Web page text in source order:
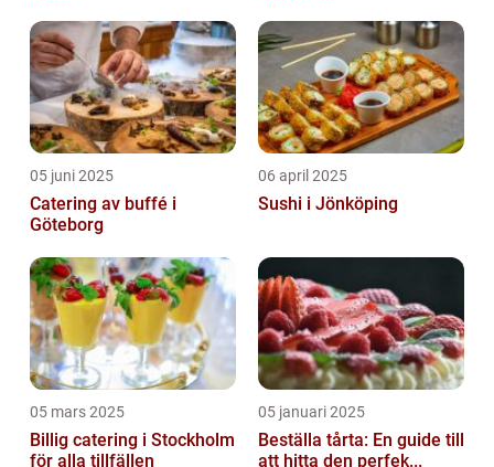
05 juni 2025
Catering av buffé i
Göteborg
06 april 2025
Sushi i Jönköping
05 mars 2025
Billig catering i Stockholm
för alla tillfällen
05 januari 2025
Beställa tårta: En guide till
att hitta den perfek...